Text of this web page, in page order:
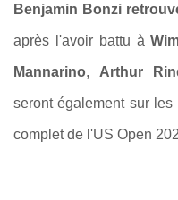
Benjamin Bonzi
après l'avoir battu à
Mannarino, Arthur
seront également sur
complet de l'US Open